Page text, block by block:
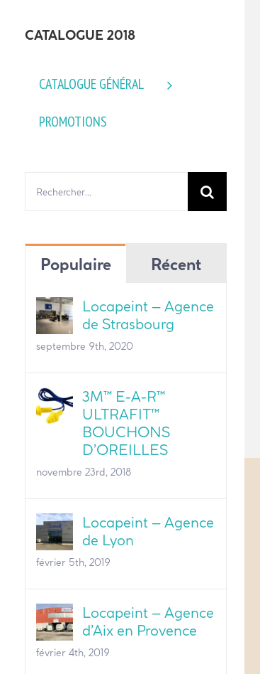
CATALOGUE 2018
CATALOGUE GÉNÉRAL
PROMOTIONS
Populaire Récent
Locapeint – Agence
de Strasbourg
septembre 9th, 2020
3M™ E-A-R™
ULTRAFIT™
BOUCHONS
D’OREILLES
novembre 23rd, 2018
Locapeint – Agence
de Lyon
février 5th, 2019
Locapeint – Agence
d’Aix en Provence
février 4th, 2019